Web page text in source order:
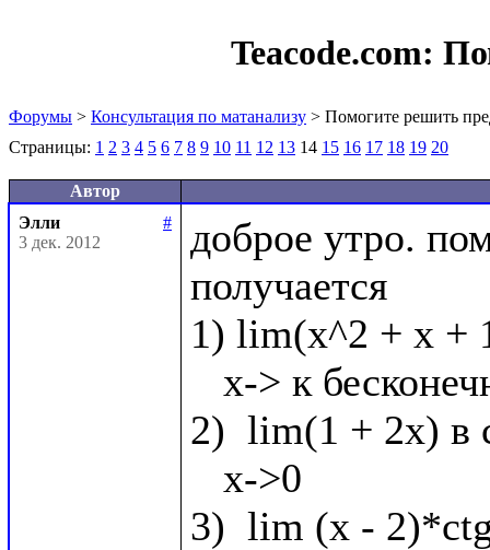
Teacode.com:
Форумы > Консультация по матанализу > Помогите решить
Страницы: 1 2 3 4 5 6 7 8 9 10 11 12 13 14 15 16 17 18 19 20
Автор
Элли
#
3 дек. 2012
доброе утро.
получается
1) lim(x^2 + x +
2)  lim(1 + 2x) в
3)  lim (x -